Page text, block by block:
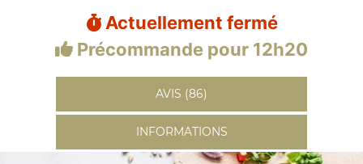
Actuellement fermé
Précommande pour 12h20
AVIS (86)
INFORMATIONS